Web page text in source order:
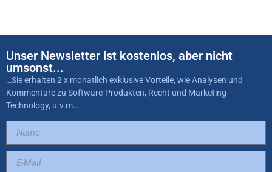
Unser Newsletter ist kostenlos, aber nicht
umsonst...
…Sie erhalten 2 x monatlich exklusive Vorteile, wie Analysen und
Kommentare zu Software-Produkten, Recht und Marketing
Technology, u.v.m…